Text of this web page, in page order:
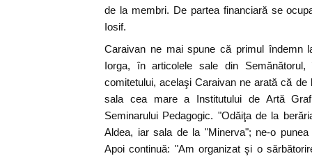
de la membri. De partea financiară se
Iosif.
Caraivan ne mai spune că primul îndemn
Iorga, în articolele sale din
comitetului, acelaşi Caraivan ne arată că
sala cea mare a Institutului de Artă
Seminarului Pedagogic. "Odăiţa de la
Aldea, iar sala de la "Minerva"; ne-o
Apoi continuă: "Am organizat şi o